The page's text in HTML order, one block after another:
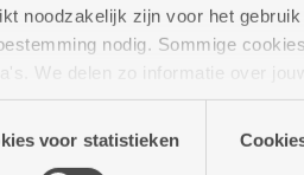
noodzakelijk zijn voor het
nodig. Sommige
We delen zo informatie over jouw
en analyse. Deze partners
voor statistieken